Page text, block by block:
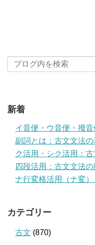
新着
イ音便・ウ音便・撥
副詞とは：古文文法の
ク活用・シク活用：
四段活用：古文文法
ナ行変格活用（ナ変
カテゴリー
古文 (870)